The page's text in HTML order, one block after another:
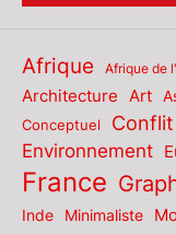
Afrique Afrique de
Architecture
Art
Conceptuel Conflit
Environnement
France
Inde Minimaliste